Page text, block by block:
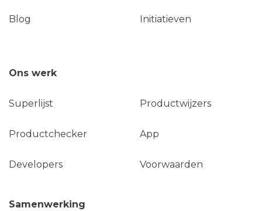
Blog Initiatieven
Ons werk
Superlijst Productwijzers
Productchecker App
Developers Voorwaarden
Samenwerking